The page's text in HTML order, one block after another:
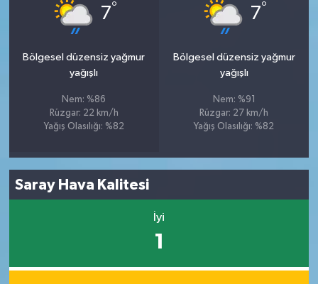
7°
Bölgesel düzensiz yağmur
yağışlı
Nem: %86
Rüzgar: 22 km/h
Yağış Olasılığı: %82
7°
Bölgesel düzensiz yağmur
yağışlı
Nem: %91
Rüzgar: 27 km/h
Yağış Olasılığı: %82
Saray Hava Kalitesi
İyi
1